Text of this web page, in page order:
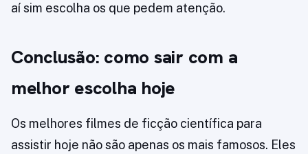
aí sim escolha os que pedem atenção.
Conclusão: como sair com a
melhor escolha hoje
Os melhores filmes de ficção científica para
assistir hoje não são apenas os mais famosos. Eles